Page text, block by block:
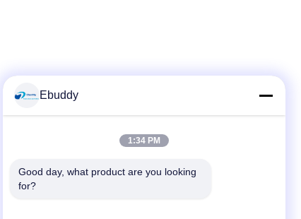
Ebuddy
1:34 PM
Good day, what product are you looking
for?